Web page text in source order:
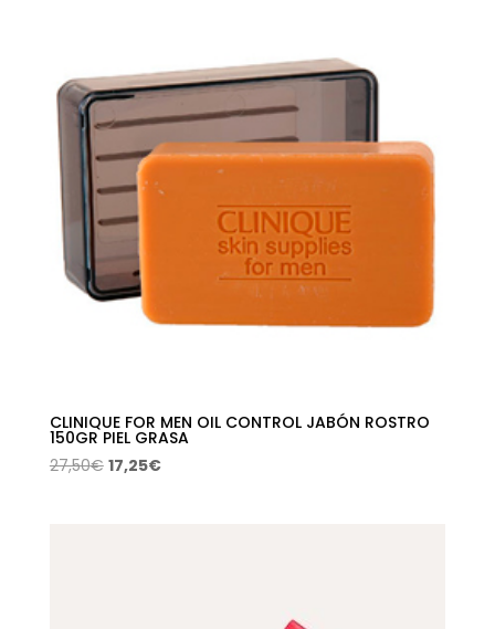
CLINIQUE FOR MEN OIL CONTROL JABÓN ROSTRO
150GR PIEL GRASA
27,50€ El
17,25€El